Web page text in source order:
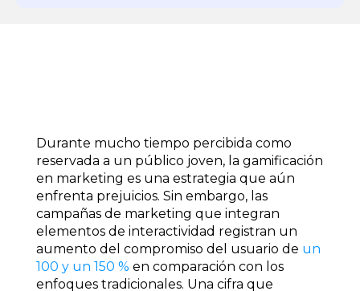
Durante mucho tiempo percibida como
reservada a un público joven, la gamificación
en marketing es una estrategia que aún
enfrenta prejuicios. Sin embargo, las
campañas de marketing que integran
elementos de interactividad registran un
aumento del compromiso del usuario de un
100 y un 150 % en comparación con los
enfoques tradicionales. Una cifra que